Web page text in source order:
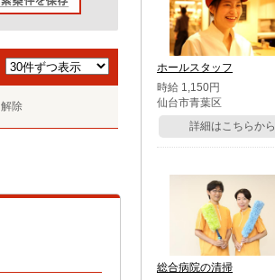
除
ホールスタッフ
時給 1,150円
仙台市青葉区
詳細はこちらから
総合病院の清掃